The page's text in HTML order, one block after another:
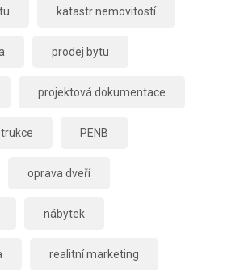
katastr nemovitostí
prodej bytu
projektová dokumentace
PENB
oprava dveří
nábytek
realitní marketing